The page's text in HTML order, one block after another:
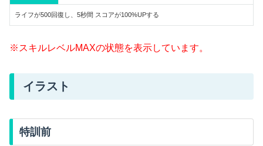
ライフが500回復し、5秒間 スコアが100%UPする
※スキルレベルMAXの状態を表示しています。
イラスト
特訓前